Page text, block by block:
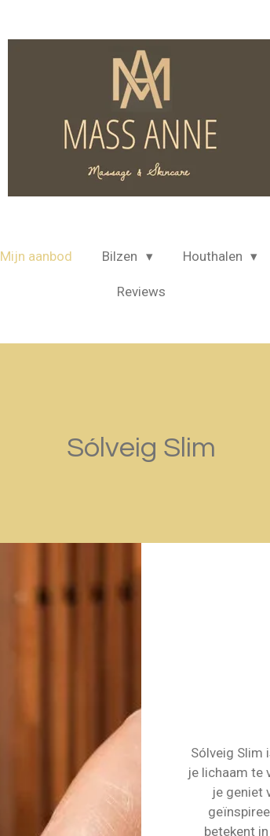
Mijn aanbod Bilzen Houthalen
Reviews
Sólveig Slim
Sólveig Slim
je lichaam te
je geniet
betekent